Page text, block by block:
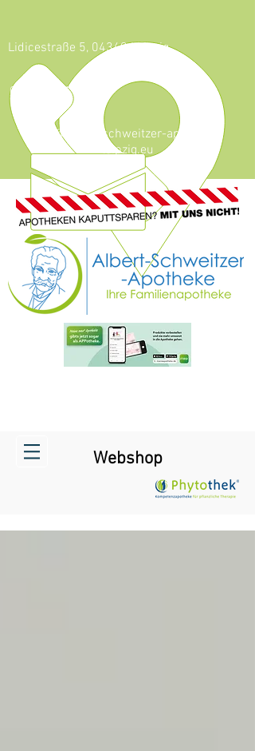
Lidicestraße 5, 04349 Leipzig
0341 - 921 46 59
info@albert-schweitzer-apotheke-
leipzig.eu
Webshop